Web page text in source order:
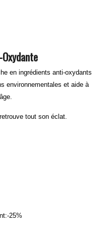
en ingrédients anti-oxydants
environnementales et aide à
tout son éclat.
25%